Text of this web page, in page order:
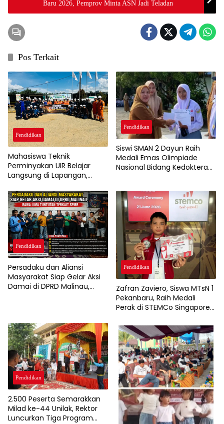
Baru 2026, Pemprov Minta ASN Jadi Teladan
Pos Terkait
Pendidikan
Mahasiswa Teknik
Perminyakan UIR Belajar
Langsung di Lapangan,
Migas di PT APG
Westkampar Indonesia
Pendidikan
Siswi SMAN 2 Dayun Raih
Medali Emas Olimpiade
Nasional Bidang Kedokteran
Pendidikan
Persadaku dan Aliansi
Masyarakat Siap Gelar Aksi
Damai di DPRD Malinau,
Pendidikan
Zafran Zaviero, Siswa MTsN 1
Pekanbaru, Raih Medali
Perak di STEMCo Singapore
Pendidikan
2.500 Peserta Semarakkan
Milad ke-44 Unilak, Rektor
Luncurkan Tiga Program